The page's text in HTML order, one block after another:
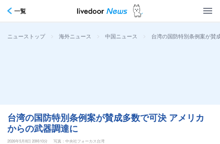
一覧
ニューストップ > 海外ニュース > 中国ニュース > 台湾の国防特別条例案が賛
台湾の国防特別条例案が賛成多数で可決 アメリカ
からの武器調達に
2026年5月8日 20時10分 写真：中央社フォーカス台湾